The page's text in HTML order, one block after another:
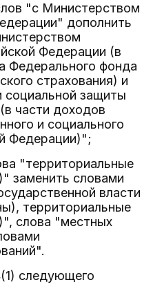
"с Министерством
дополнить
Федерации (в
Федерального фонда
страхования) и
социальной защиты
части доходов
и социального
Федерации)";
"территориальные
заменить словами
власти
территориальные
слова "местных
следующего